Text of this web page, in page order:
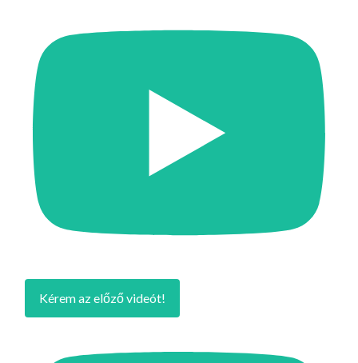
Kérem az előző videót!